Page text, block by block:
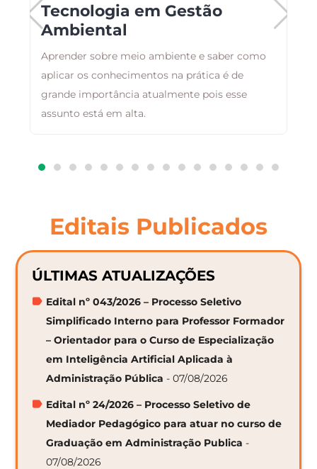
Tecnologia em Gestão
Ambiental
Aprender sobre meio ambiente e saber como
aplicar os conhecimentos na prática é de
grande importância atualmente pois esse
assunto está em alta.
Editais Publicados
ÚLTIMAS ATUALIZAÇÕES
Edital nº 043/2026 – Processo Seletivo
Simplificado Interno para Professor Formador
– Orientador para o Curso de Especialização
em Inteligência Artificial Aplicada à
Administração Pública - 07/08/2026
Edital nº 24/2026 – Processo Seletivo de
Mediador Pedagógico para atuar no curso de
Graduação em Administração Publica -
07/08/2026